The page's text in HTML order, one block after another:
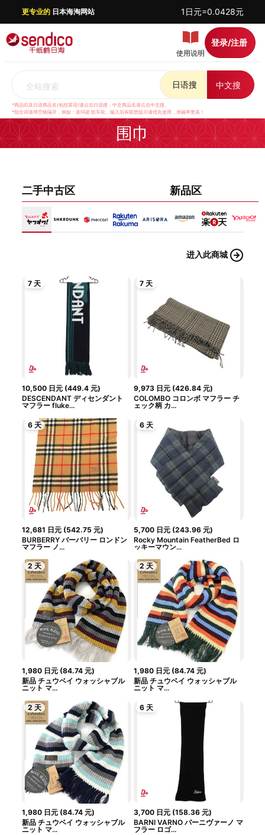
更专业的日本海淘网站 1日元=0.0428元
使用说明
登录/注册
全站搜索 日语搜 中文搜
*商品ID及日语商品名(包括英语)请点击日语搜；中文商品名请点击中文搜。
*组合词请用空格隔开，例如：喜玛诺 纺车轮，输入后有联想提示请优先使用，准确率更高！
围巾
二手中古区 新品区
进入此商城
7 天
10,500 日元(449.4 元)
DESCENDANT ディセンダント
マフラー fluke...
7 天
9,973 日元 (426.84 元)
COLOMBO コロンボ マフラー チ
ェック柄 カ...
6 天
12,681 日元(542.75 元)
BURBERRY バーバリー ロンドン
マフラー ノ...
6 天
5,700 日元 (243.96 元)
Rocky Mountain FeatherBed ロ
ッキーマウン...
2 天
1,980 日元(84.74 元)
新品 チュウベイ ウォッシャブル
ニット マ...
2 天
1,980 日元 (84.74 元)
新品 チュウベイ ウォッシャブル
ニット マ...
2 天
1,980 日元(84.74 元)
新品 チュウベイ ウォッシャブル
ニット マ...
6 天
3,700 日元 (158.36 元)
BARNI VARNO バーニヴァーノ マ
フラー ロゴ...